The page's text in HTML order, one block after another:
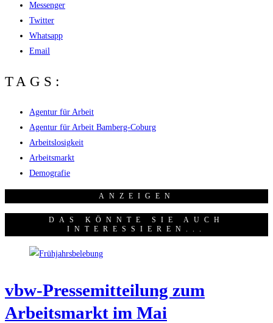
Messenger
Twitter
Whatsapp
Email
TAGS:
Agentur für Arbeit
Agentur für Arbeit Bamberg-Coburg
Arbeitslosigkeit
Arbeitsmarkt
Demografie
ANZEI­GEN
DAS KÖNNTE SIE AUCH
INTERESSIEREN...
vbw-Pres­se­mit­tei­lung zum
Arbeits­markt im Mai